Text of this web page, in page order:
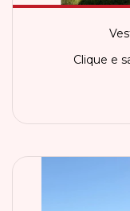
Clique e